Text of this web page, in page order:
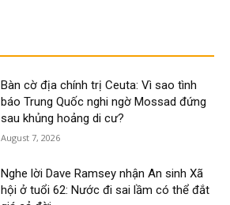
Bàn cờ địa chính trị Ceuta: Vì sao tình
báo Trung Quốc nghi ngờ Mossad đứng
sau khủng hoảng di cư?
August 7, 2026
Nghe lời Dave Ramsey nhận An sinh Xã
hội ở tuổi 62: Nước đi sai lầm có thể đắt